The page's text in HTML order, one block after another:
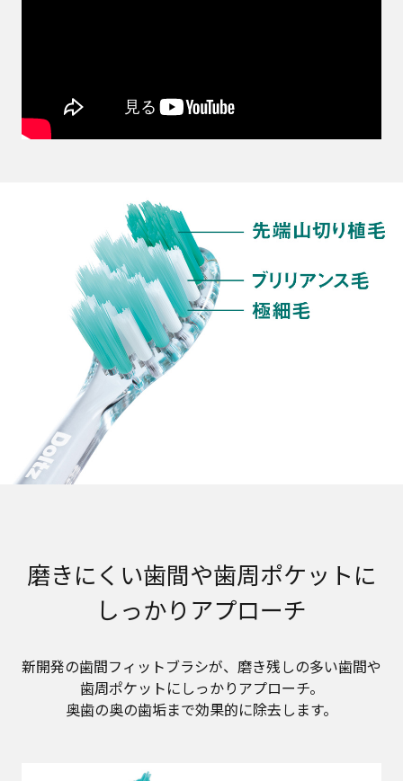
磨きにくい歯間や歯周ポケットに
しっかりアプローチ
新開発の歯間フィットブラシが、磨き残しの多い歯間や
歯周ポケットにしっかりアプローチ。
奥歯の奥の歯垢まで効果的に除去します。